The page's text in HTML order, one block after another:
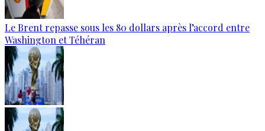
Le Brent repasse sous les 80 dollars après l’accord entre
Washington et Téhéran